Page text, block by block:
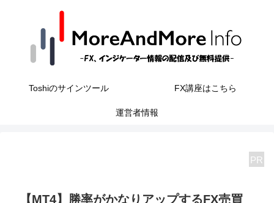
Toshiのサインツール FX講座はこちら
運営者情報
PR
【MT4】勝率がかなりアップするFX売買